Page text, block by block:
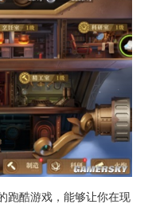
跑酷游戏，能够让你在现